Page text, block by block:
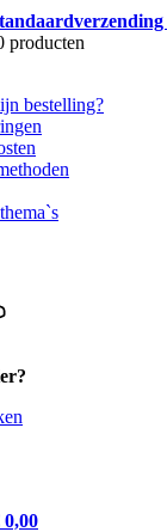
producten
bestelling?
0,00